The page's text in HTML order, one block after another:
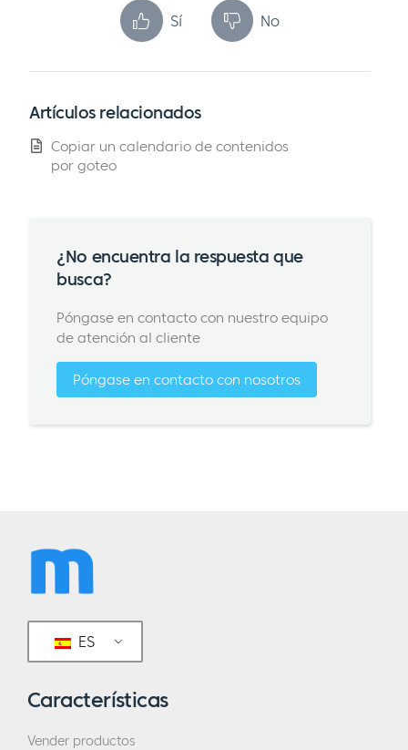
Sí No
Artículos relacionados
Copiar un calendario de contenidos
por goteo
¿No encuentra la respuesta que
busca?
Póngase en contacto con nuestro equipo
de atención al cliente
Póngase en contacto con nosotros
ES
Características
Vender productos